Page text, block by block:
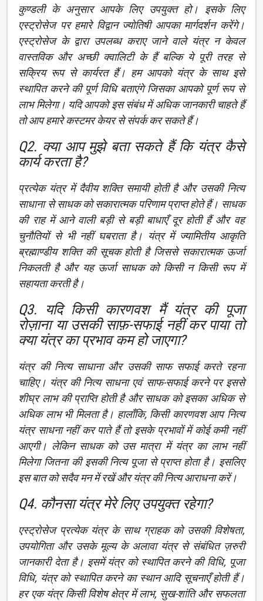
कुण्डली के अनुसार आपके लिए उपयुक्त हो। इसके लिए
एस्ट्रोसेज पर हमारे विद्वान ज्योतिषी आपका मार्गदर्शन करेंगे।
एस्ट्रोसेज के द्वारा उपलब्ध कराए जाने वाले यंत्र न केवल
वास्तविक और अच्छी क्वालिटी के हैं बल्कि ये पूरी तरह से
सक्रिय रूप से कार्यरत हैं। हम आपको यंत्र के साथ इसे
स्थापित करने की पूर्ण विधि बताएंगे जिसका आपको पूर्ण रूप से
लाभ मिलेगा। यदि आपको इस संबंध में अधिक जानकारी चाहते हैं
तो आप हमारे कस्टमर केयर से संपर्क कर सकते हैं।
Q2. क्या आप मुझे बता सकते हैं कि यंत्र कैसे
कार्य करता है?
प्रत्येक यंत्र में दैवीय शक्ति समायी होती है और उसकी नित्य
साधाना से साधक को सकारात्मक परिणाम प्राप्त होते हैं। साधक
की राह में आने वाली बड़ी से बड़ी बाधाएँ दूर होती हैं और वह
चुनौतियों से भी नहीं घबराता है। यंत्र में ज्यामितीय आकृति
ब्रह्माण्डीय शक्ति की सूचक होती है जिससे सकारात्मक ऊर्जा
निकलती है और यह ऊर्जा साधक को किसी न किसी रूप में
सहायता करती है।
Q3. यदि किसी कारणवश मैं यंत्र की पूजा
रोज़ाना या उसकी साफ़-सफाई नहीं कर पाया तो
क्या यंत्र का प्रभाव कम हो जाएगा?
यंत्र की नित्य साधाना और उसकी साफ सफाई करते रहना
चाहिए। यंत्र की नित्य साधना एवं साफ-सफाई करने पर इससे
शीघ्र लाभ की प्राप्ति होती है और साधक को इसका अधिक से
अधिक लाभ भी मिलता है। हालाँकि, किसी कारणवश आप नित्य
यंत्र साधना नहीं कर पाते हैं तो इसके प्रभावों में कोई कमी नहीं
आएगी। लेकिन साधक को उस मात्रा में यंत्र का लाभ नहीं
मिलेगा जितना की इसकी नित्य पूजा से प्राप्त होता है। इसलिए
इस बात को सदैव मन में रखें और यंत्र की नित्य आराधना करें।
Q4. कौनसा यंत्र मेरे लिए उपयुक्त रहेगा?
एस्ट्रोसेज प्रत्येक यंत्र के साथ ग्राहक को उसकी विशेषता,
उपयोगिता और उसके मूल्य के अलावा यंत्र से संबंधित ज़रुरी
जानकारी देता है। इसमें यंत्र को स्थापित करने की विधि, पूजा
विधि, यंत्र को स्थापित करने का स्थान आदि सूचनाएँ होती हैं।
हर एक यंत्र किसी विशेष क्षेत्र में लाभ, सुख-शांति और सफलता